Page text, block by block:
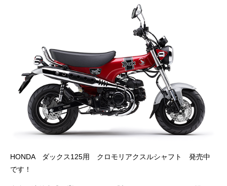
HONDA ダックス125用 クロモリアクスルシャフト 発売中
です！